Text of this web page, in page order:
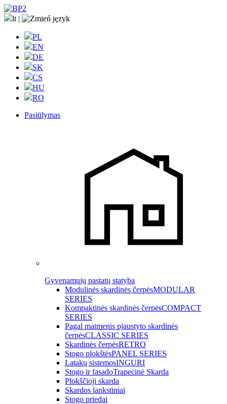
lt |
PL
EN
DE
SK
CS
HU
RO
Pasiūlymas
Gyvenamųjų pastatų statyba
Modulinės skardinės čerpėsMODULAR
SERIES
Kompaktinės skardinės čerpėsCOMPACT
SERIES
Pagal matmenis pjaustyto skardinės
čerpėsCLASSIC SERIES
Skardinės čerpėsRETRO
Stogo plokštėsPANEL SERIES
Latakų sistemosINGURI
Stogo ir fasadoTrapecinė Skarda
Plokščioji skarda
Skardos lankstiniai
Stogo priedai